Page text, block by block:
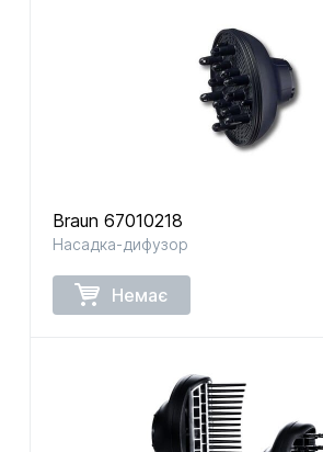
Braun 67010218
Насадка-дифузор
Немає